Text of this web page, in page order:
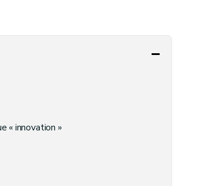
« innovation »